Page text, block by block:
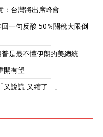
：台灣將出席峰會
一句反酸 50％關稅大限倒
是最不懂伊朗的美總統
開有望
說謊 又縮了！」